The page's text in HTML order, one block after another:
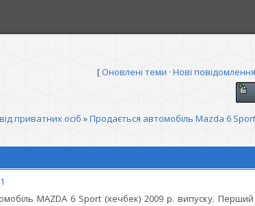
[Оновлені теми · Нові повідомлення
приватних осіб »Продається автомобіль Mazda 6 Sport
1
MAZDA 6 Sport (хечбек) 2009 р. випуску.